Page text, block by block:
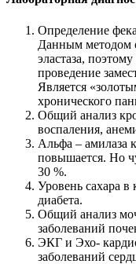
Определение
Данным методом
эластаза,
проведение
Является
хронического
Общий анализ
воспаления,
Альфа – амилаза
повышается. Но
30 %.
Уровень сахара в
диабета.
Общий анализ
заболеваний
ЭКГ и Эхо-
заболеваний